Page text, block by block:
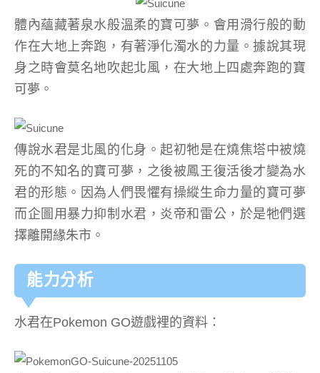
體內蘊藏著泉水般溫柔的寶可夢。會用滑行般的動
作在大地上奔跑，有著淨化濁水的力量。據說其現
身之時會莫名地吹起北風，在大地上四處奔跑的寶
可夢。
傳說水君是北風的化身。起初牠是在燒焦塔中被燒
死的不知名的寶可夢，之後被鳳王復活後才變為水
君的形態。因為人們畏懼有操縱生命力量的寶可夢
而企圖用暴力抑制水君，炎帝和雷公，於是牠們選
擇離開緣朱市。
能力分析
水君在Pokemon GO遊戲裡的資料：